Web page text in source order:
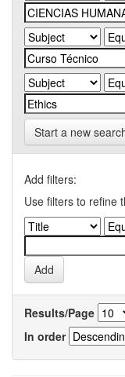
Start a new
Add filters:
Use filters to refine
Results/Page
In order